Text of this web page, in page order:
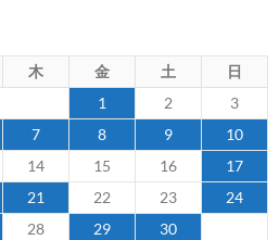
木 金 土
日
1
2
3
7 8 9
10
14 15 16
17
21 22 23
24
28 29
30